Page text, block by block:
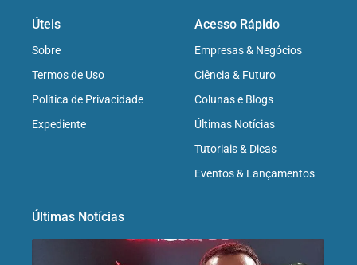
Úteis
Sobre
Termos de Uso
Política de Privacidade
Expediente
Acesso Rápido
Empresas & Negócios
Ciência & Futuro
Colunas e Blogs
Últimas Notícias
Tutoriais & Dicas
Eventos & Lançamentos
Últimas Notícias